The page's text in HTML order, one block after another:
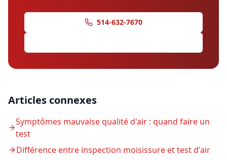
514-632-7670
Articles connexes
Symptômes mauvaise qualité d'air : quand faire un
test
Différence entre inspection moisissure et test d'air